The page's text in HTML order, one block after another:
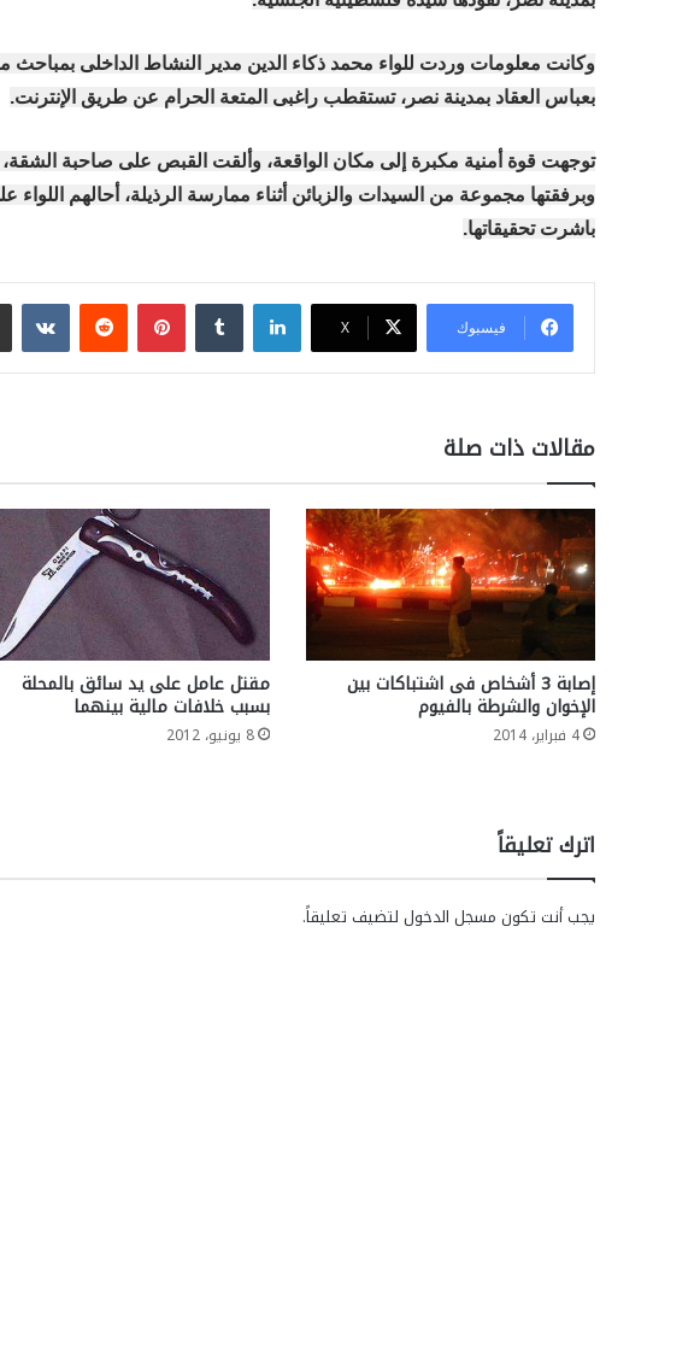
وكانت معلومات وردت للواء محمد ذكاء الدين مدير النشاط الداخلى بمباحث
بعباس العقاد بمدينة نصر، تستقطب راغبى المتعة الحرام عن طريق الإنترنت.
توجهت قوة أمنية مكبرة إلى مكان الواقعة، وألقت القبص على صاحبة الشقة،
وبرفقتها مجموعة من السيدات والزبائن أثناء ممارسة الرذيلة، أحالهم اللواء
باشرت تحقيقاتها.
فيسبوك ‫X
لينكدإن بينتيريست
مقالات ذات صلة
إصابة 3 أشخاص فى اشتباكات بين
الإخوان والشرطة بالفيوم
4 فبراير، 2014
مقتل عامل على يد سائق بالمحلة
بسبب خلافات مالية بينهما
8 يونيو، 2012
اترك تعليقاً
يجب أنت تكون مسجل الدخول لتضيف تعليقاً.